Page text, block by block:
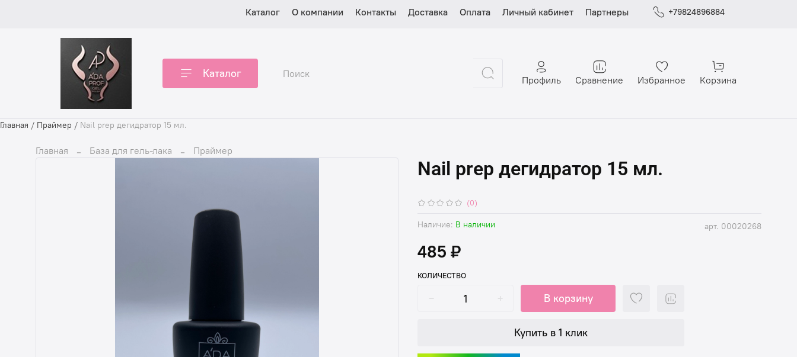
Каталог О компании Контакты Доставка Оплата Личный кабинет Партнеры +79824896884
Каталог Профиль Сравнение Избранное Корзина
Главная / Праймер / Nail prep дегидратор 15 мл.
Главная База для гель-лака Праймер
(0)
арт. 00020268
Наличие: В наличии
Nail prep дегидратор 15 мл.
485 ₽
КОЛИЧЕСТВО
В корзину
Купить в 1 клик